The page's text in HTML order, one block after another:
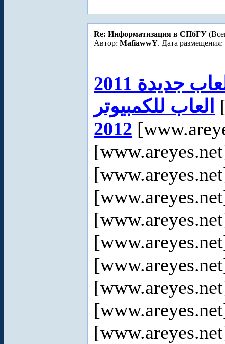
Re: Информатизация в СПбГУ
Автор: MafiawwY. Дата размещения:
جديدة 2011
العاب للكمبيوتر
2012